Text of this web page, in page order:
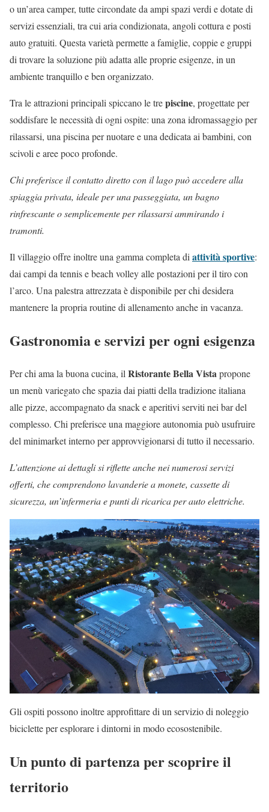
o un’area camper, tutte circondate da ampi spazi verdi e dotate di
servizi essenziali, tra cui aria condizionata, angoli cottura e posti
auto gratuiti. Questa varietà permette a famiglie, coppie e gruppi
di trovare la soluzione più adatta alle proprie esigenze, in un
ambiente tranquillo e ben organizzato.
Tra le attrazioni principali spiccano le trepiscine, progettate per
soddisfare le necessità di ogni ospite: una zona idromassaggio per
rilassarsi, una piscina per nuotare e una dedicata ai bambini, con
scivoli e aree poco profonde.
Chi preferisce il contatto diretto con il lago può accedere alla
spiaggia privata, ideale per una passeggiata, un bagno
rinfrescante o semplicemente per rilassarsi ammirando i
tramonti.
Il villaggio offre inoltre una gamma completa diattività sportive:
dai campi da tennis e beach volley alle postazioni per il tiro con
l’arco. Una palestra attrezzata è disponibile per chi desidera
mantenere la propria routine di allenamento anche in vacanza.
Gastronomia e servizi per ogni esigenza
Per chi ama la buona cucina, il Ristorante Bella Vistapropone
un menù variegato che spazia dai piatti della tradizione italiana
alle pizze, accompagnato da snack e aperitivi serviti nei bar del
complesso. Chi preferisce una maggiore autonomia può usufruire
del minimarket interno per approvvigionarsi di tutto il necessario.
L’attenzione ai dettagli si riflette anche nei numerosi servizi
offerti, che comprendono lavanderie a monete, cassette di
sicurezza, un’infermeria e punti di ricarica per auto elettriche.
Gli ospiti possono inoltre approfittare di un servizio di noleggio
biciclette per esplorare i dintorni in modo ecosostenibile.
Un punto di partenza per scoprire il
territorio